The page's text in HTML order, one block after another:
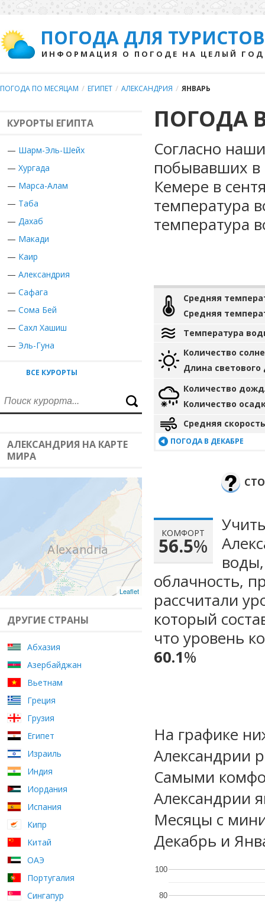
ПОГОДА ДЛЯ ТУРИСТОВ
ИНФОРМАЦИЯ О ПОГОДЕ НА ЦЕЛЫЙ ГОД
ПОГОДА ПО МЕСЯЦАМ / ЕГИПЕТ / АЛЕКСАНДРИЯ / ЯНВАРЬ
КУРОРТЫ ЕГИПТА
— Шарм-Эль-Шейх
— Хургада
— Марса-Алам
— Таба
— Дахаб
— Макади
— Каир
— Александрия
— Сафага
— Сома Бей
— Сахл Хашиш
— Эль-Гуна
ВСЕ КУРОРТЫ
АЛЕКСАНДРИЯ НА КАРТЕ
МИРА
Leaflet
ДРУГИЕ СТРАНЫ
Абхазия
Азербайджан
Вьетнам
Греция
Грузия
Египет
Израиль
Индия
Иордания
Испания
Кипр
Китай
ОАЭ
Португалия
Сингапур
ПОГОДА
Согласно
побывавших в
Кемере в
температура
температура
Средняя
Средняя
Температура
Количество
Длина светового
Количество
Количество
Средняя
ПОГОДА В ДЕКАБРЕ
КОМФОРТ
56.5%
облачность,
рассчитали
который
что уровень
60.1%
На графике
Александрии
Самыми
Александрии
Месяцы с
Декабрь и
80
100